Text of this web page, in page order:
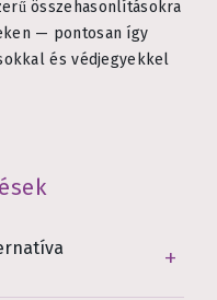
összehasonlításokra
— pontosan így
és védjegyekkel